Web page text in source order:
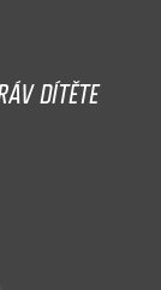
DÍTĚTE